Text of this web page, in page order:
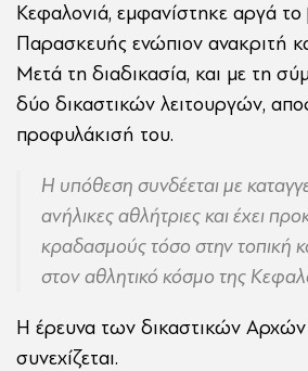
Κεφαλονιά, εμφανίστηκε αργά
Παρασκευής ενώπιον ανακριτή
Μετά τη διαδικασία, και με τη
δύο δικαστικών λειτουργών,
προφυλάκισή του.
Η υπόθεση συνδέεται με
ανήλικες αθλήτριες και έχει
κραδασμούς τόσο στην τοπική
στον αθλητικό κόσμο της
Η έρευνα των δικαστικών Αρχών
συνεχίζεται.